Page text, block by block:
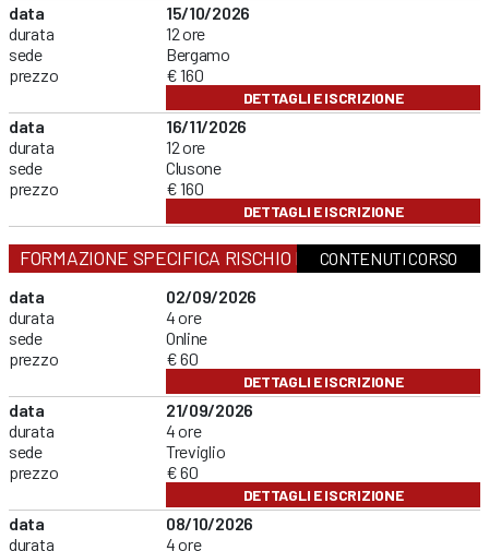
data
durata
sede
prezzo
15/10/2026
12 ore
Bergamo
€ 160
DETTAGLI E ISCRIZIONE
data
durata
sede
prezzo
16/11/2026
12 ore
Clusone
€ 160
DETTAGLI E ISCRIZIONE
FORMAZIONE SPECIFICA RISCHIO BASSOCONTENUTI CORSO
data
durata
sede
prezzo
02/09/2026
4 ore
Online
€ 60
DETTAGLI E ISCRIZIONE
data
durata
sede
prezzo
21/09/2026
4 ore
Treviglio
€ 60
DETTAGLI E ISCRIZIONE
data
durata
08/10/2026
4 ore